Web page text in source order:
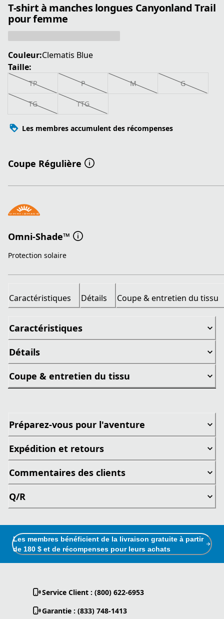
T-shirt à manches longues Canyonland Trail
pour femme
Couleur:Clematis Blue
Taille:
TP P M G
TG TTG
Les membres accumulent des récompenses
Coupe Régulière
Omni-Shade™
Protection solaire
Caractéristiques Détails Coupe & entretien du tissu
Caractéristiques
Détails
Coupe & entretien du tissu
Préparez-vous pour l'aventure
Expédition et retours
Commentaires des clients
Q/R
Les membres bénéficient de la livraison gratuite à partir
de 180 $ et de récompenses pour leurs achats
Service Client : (800) 622-6953
Garantie : (833) 748-1413